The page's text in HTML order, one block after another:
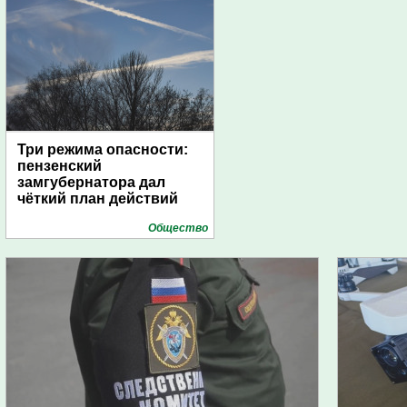
Три режима опасности:
пензенский
замгубернатора дал
чёткий план действий
Общество